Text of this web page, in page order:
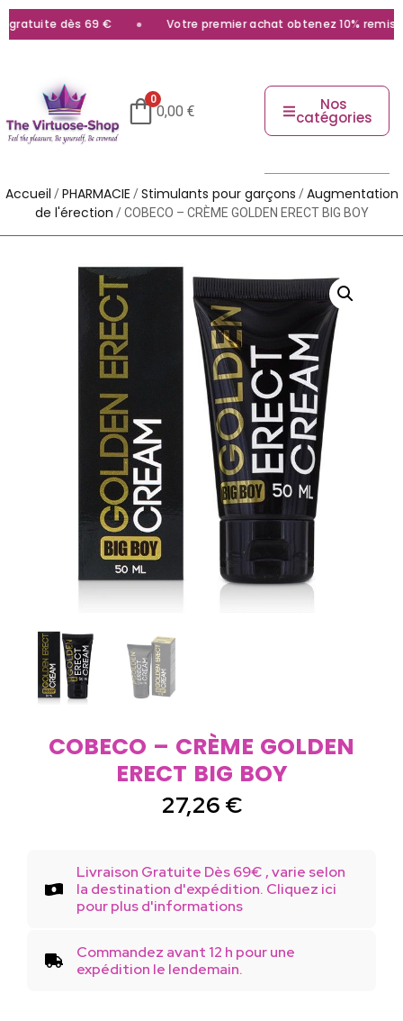
dès 69 € Votre premier achat obtenez 10% remise
0
0,00 € Nos
catégories
Accueil /PHARMACIE /Stimulants pour garçons /Augmentation
de l'érection / COBECO – CRÈME GOLDEN ERECT BIG BOY
COBECO – CRÈME GOLDEN
ERECT BIG BOY
27,26 €
Livraison Gratuite Dès 69€ , varie selon
la destination d'expédition. Cliquez ici
pour plus d'informations
Commandez avant 12 h pour une
expédition le lendemain.